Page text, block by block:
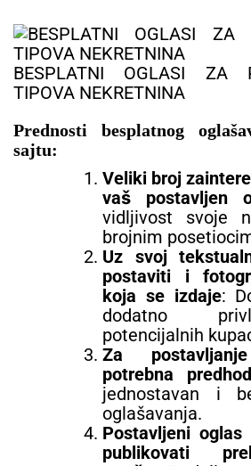
BESPLATNI OGLASI ZA
TIPOVA NEKRETNINA
Prednosti besplatnog
sajtu:
Veliki broj
vaš postavljen
vidljivost svoje
brojnim
Uz svoj
postaviti i
koja se izdaje:
dodatno
potencijalnih
Za
potrebna
jednostavan i
oglašavanja.
Postavljeni
publikovati